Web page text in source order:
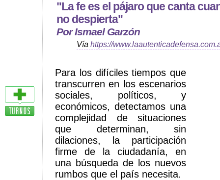
"La fe es el pájaro que canta
no despierta"
Por Ismael Garzón
Vía https://
Para los difíciles tiempos que
transcurren en los escenarios
sociales, políticos, y
económicos, detectamos una
complejidad de situaciones
que determinan, sin
dilaciones, la participación
firme de la ciudadanía, en
una búsqueda de los nuevos
rumbos que el país necesita.